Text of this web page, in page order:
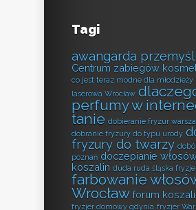
Tagi
awangarda
Centrum zabiegów
co jest teraz modne dla młodzieży
laserowa Wrocław
perfumy w
tanie dobieranie fryzur
dobranie fryzury do typu urody
fryzury do twarzy
poznań doczepianie
koszalin duda ruda śląska
farbowanie
Wrocław forum
fryzjer domowy gdynia fryzjer